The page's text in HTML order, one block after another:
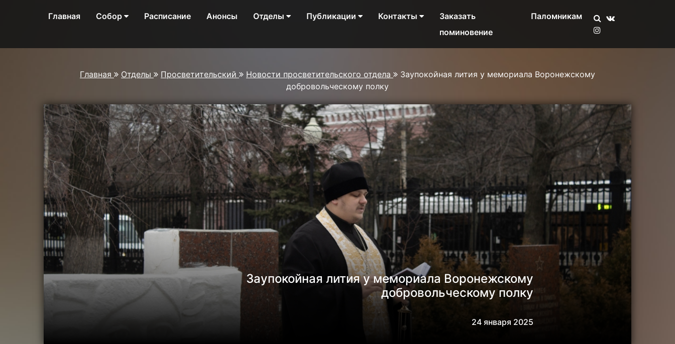
Главная Собор Расписание Анонсы Отделы Публикации Контакты
Заказать
поминовение
Паломникам
Главная Отделы Просветительский Новости просветительского отдела
Заупокойная лития у мемориала Воронежскому
добровольческому полку
Заупокойная лития у мемориала Воронежскому
добровольческому полку
24 января 2025